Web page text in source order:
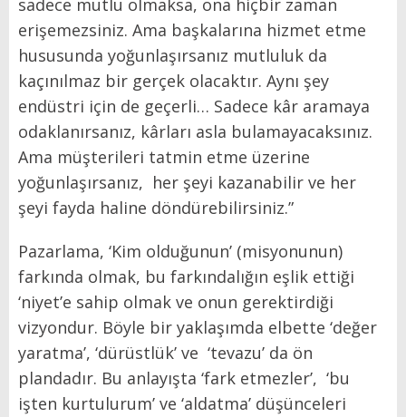
sadece mutlu olmaksa, ona hiçbir zaman
erişemezsiniz. Ama başkalarına hizmet etme
hususunda yoğunlaşırsanız mutluluk da
kaçınılmaz bir gerçek olacaktır. Aynı şey
endüstri için de geçerli… Sadece kâr aramaya
odaklanırsanız, kârları asla bulamayacaksınız.
Ama müşterileri tatmin etme üzerine
yoğunlaşırsanız, her şeyi kazanabilir ve her
şeyi fayda haline döndürebilirsiniz.”
Pazarlama, ‘Kim olduğunun’ (misyonunun)
farkında olmak, bu farkındalığın eşlik ettiği
‘niyet’e sahip olmak ve onun gerektirdiği
vizyondur. Böyle bir yaklaşımda elbette ‘değer
yaratma’, ‘dürüstlük’ ve ‘tevazu’ da ön
plandadır. Bu anlayışta ‘fark etmezler’, ‘bu
işten kurtulurum’ ve ‘aldatma’ düşünceleri